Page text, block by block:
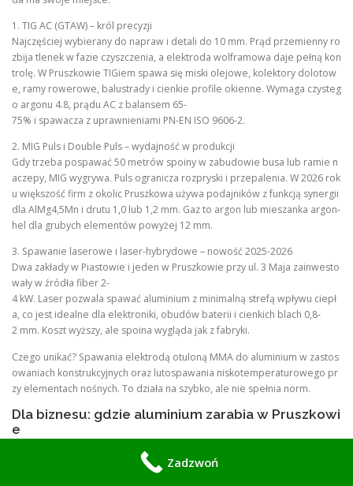
1. TIG AC (GTAW) – król precyzji
Najczęściej wybierany do napraw i detali do 10 mm. Prąd przemienny ro
zbija tlenek w fazie czyszczenia, a elektroda wolframowa daje pełną kon
trolę. W Pruszkowie TIGiem spawa się miski olejowe, kolektory dolotow
e, ramy rowerowe, balustrady i cienkie profile okienne. Wymaga czysteg
o argonu 4.8, prądu AC z balansem 65-
75% i spawacza z uprawnieniami PN-EN ISO 9606-2.
2. MIG Puls i Double Puls – wydajność w produkcji
Gdy trzeba pospawać 50 metrów spoiny w zabudowie busa lub ramie n
aczepy, MIG wygrywa. Puls ogranicza rozpryski i przepalenia. W 2026 rok
u większość firm z okolic Pruszkowa używa podajników z funkcją synergii
dla AlMg4,5Mn i drutu 1,0 lub 1,2 mm. Gaz to argon lub mieszanka argon-
hel dla grubych elementów powyżej 12 mm.
3. Spawanie laserowe i laser-hybrydowe – nowość 2025-2026
Dwa zakłady w Piastowie i jeden w Pruszkowie przy ul. 3 Maja zainwesto
wały w źródła fiber 2-
4 kW. Laser pozwala spawać aluminium z minimalną strefą wpływu ciepł
a, co jest idealne dla elektroniki, obudów baterii i cienkich blach 0,8-
2 mm. Koszt wyższy, ale spoina wygląda jak z fabryki.
Czego unikać? Spawania elektrodą otuloną MMA do aluminium w zastos
owaniach konstrukcyjnych oraz lutospawania niskotemperaturowego pr
zy elementach nośnych. To działa na szybko, ale nie spełnia norm.
Dla biznesu: gdzie aluminium zarabia w Pruszkowi
e
Pruszków żyje z logistyki, automotive i lekkiej produkcji. Oto typowe zlec
Zadzwoń